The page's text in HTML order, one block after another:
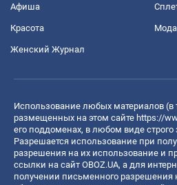
Афиша
Красота Мода
Женский Журнал
Использование любых материалов (в
размещенных на этом сайте https://
его поддоменах, в любом виде строго
Разрешается использование при
разрешения на их использование и
ссылки на сайт OBOZ.UA, а для
получении письменного разрешения